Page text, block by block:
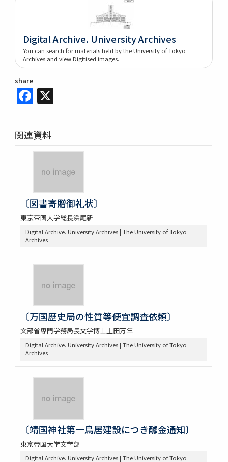
Digital Archive. University Archives
You can search for materials held by the University of Tokyo
Archives and view Digitised images.
share
Facebook
関連資料
〔図書寄贈御礼状〕
東京帝国大学総長浜尾新
Digital Archive. University Archives | The University of Tokyo
Archives
〔万国歴史局の性質等便宜調査依頼〕
文部省専門学務局長文学博士上田万年
Digital Archive. University Archives | The University of Tokyo
Archives
〔靖国神社第一鳥居建設につき醵金通知〕
東京帝国大学文学部
Digital Archive. University Archives | The University of Tokyo